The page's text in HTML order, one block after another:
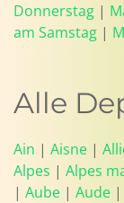
Donnerstag |
am Samstag |
Alle
Ain | Aisne |
Alpes | Alpes
| Aube | Aude |